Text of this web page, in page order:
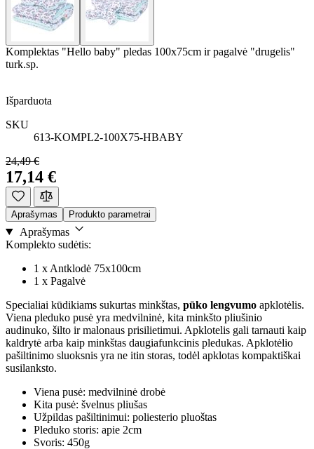
Komplektas "Hello baby" pledas 100x75cm ir pagalvė "drugelis"
turk.sp.
Išparduota
SKU
613-KOMPL2-100X75-HBABY
24,49 €
17,14 €
Aprašymas Produkto parametrai
Aprašymas
Komplekto sudėtis:
1 x Antklodė 75x100cm
1 x Pagalvė
Specialiai kūdikiams sukurtas minkštas, pūko lengvumo apklotėlis.
Viena pleduko pusė yra medvilninė, kita minkšto pliušinio
audinuko, šilto ir malonaus prisilietimui. Apklotelis gali tarnauti kaip
kaldrytė arba kaip minkštas daugiafunkcinis pledukas. Apklotėlio
pašiltinimo sluoksnis yra ne itin storas, todėl apklotas kompaktiškai
susilanksto.
Viena pusė: medvilninė drobė
Kita pusė: švelnus pliušas
Užpildas pašiltinimui: poliesterio pluoštas
Pleduko storis: apie 2cm
Svoris: 450g